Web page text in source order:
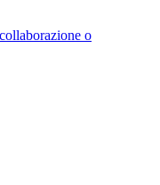
o